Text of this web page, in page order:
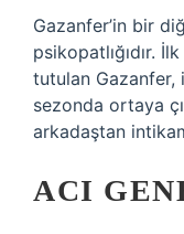
Gazanfer’in bir
psikopatlığıdır.
tutulan
sezonda ortaya
arkadaştan
ACI